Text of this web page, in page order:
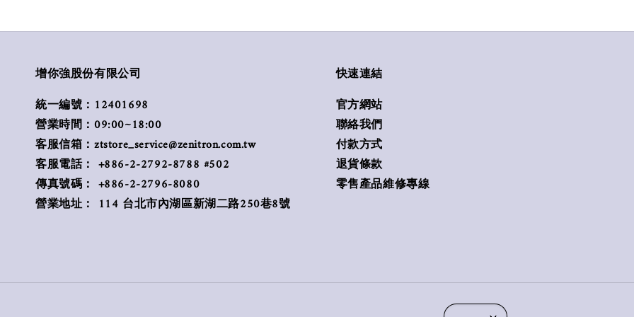
增你強股份有限公司
統一編號：12401698
營業時間：09:00~18:00
客服信箱：ztstore_service@zenitron.com.tw
客服電話： +886-2-2792-8788 #502
傳真號碼： +886-2-2796-8080
營業地址： 114 台北市內湖區新湖二路250巷8號
快速連結
官方網站
聯絡我們
付款方式
退貨條款
零售產品維修專線